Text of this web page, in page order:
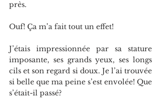
près.
Ouf! Ça m’a fait tout un effet!
J’étais impressionnée par sa stature
imposante, ses grands yeux, ses longs
cils et son regard si doux. Je l’ai trouvée
si belle que ma peine s’est envolée! Que
s’était-il passé?